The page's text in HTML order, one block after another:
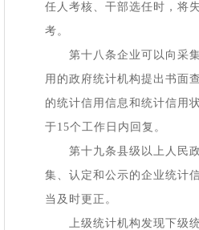
任人考核、干部选任时，将
考。
第十八条企业可以向采集
用的政府统计机构提出书面
的统计信用信息和统计信用
于15个工作日内回复。
第十九条县级以上人民政
集、认定和公示的企业统计
当及时更正。
上级统计机构发现下级统